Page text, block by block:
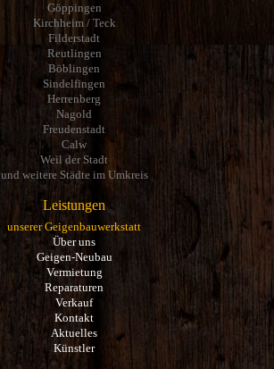
Göppingen
Kirchheim / Teck
Filderstadt
Reutlingen
Böblingen
Sindelfingen
Herrenberg
Nagold
Freudenstadt
Calw
Weil der Stadt
und weitere Städte im Umkreis
Leistungen
unserer Geigenbauwerkstatt
Über uns
Geigen-Neubau
Vermietung
Reparaturen
Verkauf
Kontakt
Aktuelles
Künstler